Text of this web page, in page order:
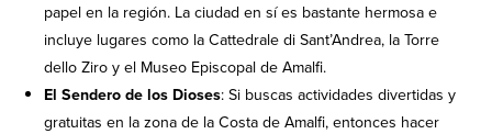
papel en la región. La ciudad en sí es bastante hermosa e
incluye lugares como la Cattedrale di Sant’Andrea, la Torre
dello Ziro y el Museo Episcopal de Amalfi.
El Sendero de los Dioses: Si buscas actividades divertidas y
gratuitas en la zona de la Costa de Amalfi, entonces hacer